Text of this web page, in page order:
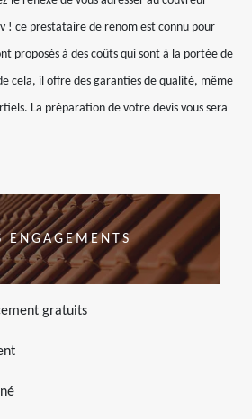
! ce prestataire de renom est connu pour
proposés à des coûts qui sont à la portée de
cela, il offre des garanties de qualité, même
La préparation de votre devis vous sera
ENGAGEMENTS
gratuits